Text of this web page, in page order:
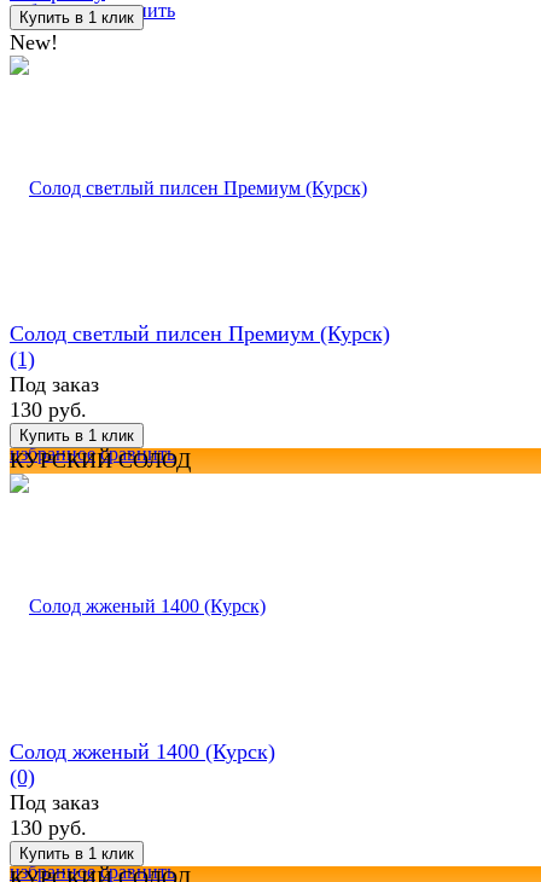
избранное сравнить
New!
избранное сравнить
Солод светлый пилсен Премиум (Курск)
(1)
Под заказ
130 руб.
КУРСКИЙ СОЛОД
избранное сравнить
Солод жженый 1400 (Курск)
(0)
Под заказ
130 руб.